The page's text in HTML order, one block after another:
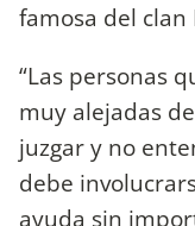
famosa del clan
“Las personas
muy alejadas
juzgar y no
debe
ayuda sin